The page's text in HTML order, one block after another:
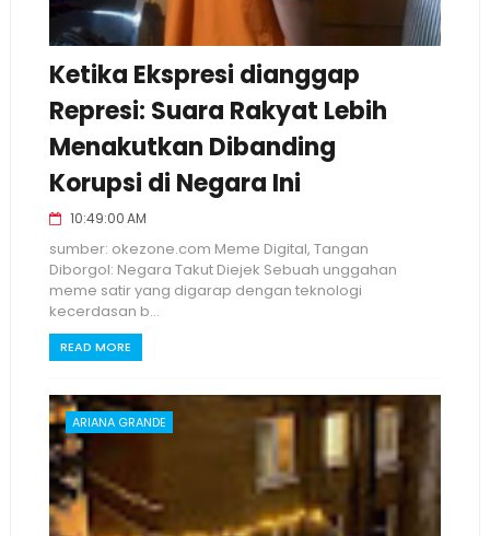
Ketika Ekspresi dianggap
Represi: Suara Rakyat Lebih
Menakutkan Dibanding
Korupsi di Negara Ini
10:49:00 AM
sumber: okezone.com Meme Digital, Tangan
Diborgol: Negara Takut Diejek Sebuah unggahan
meme satir yang digarap dengan teknologi
kecerdasan b...
READ MORE
ARIANA GRANDE